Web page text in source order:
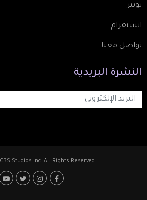
تويتر
انستقرام
تواصل معنا
النشرة البريدية
Studios Inc. All Rights Reserved.
Footer: Social Media